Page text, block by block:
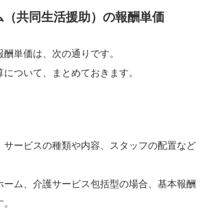
（共同生活援助）の報酬単価
単価は、次の通りです。
ついて、まとめておきます。
サービスの種類や内容、スタッフの配置など
ーム、介護サービス包括型の場合、基本報酬